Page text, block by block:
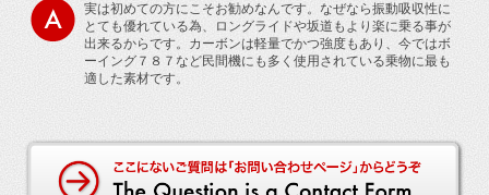
実は初めての方にこそお勧めなんです。なぜなら振動吸収性に
とても優れている為、ロングライドや坂道もより楽に乗る事が
出来るからです。カーボンは軽量でかつ強度もあり、今ではボ
ーイング７８７など民間機にも多く使用されている乗物に最も
適した素材です。